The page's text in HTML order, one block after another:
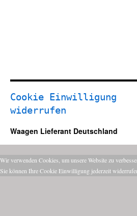
Cookie Einwilligung
widerrufen
Waagen Lieferant Deutschland
Wir verwenden Cookies, um unsere Website zu
Sie können Ihre Cookie Einwilligung jederzeit